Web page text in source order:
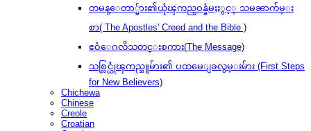
တမန္ေတာ္မ်ား၏ယုံၾကည္ဝန္ခံမႈႏွင့္ သမၼာက်မ္း
စာ( The Apostles' Creed and the Bible )
ဧဝံေဂလိသတင္းစကား(The Message)
သစ္လြင္ယုံၾကည္သူမ်ား၏ ပထမေျခလွမ္းမ်ား (First Steps
for New Believers)
Chichewa
Chinese
Creole
Croatian